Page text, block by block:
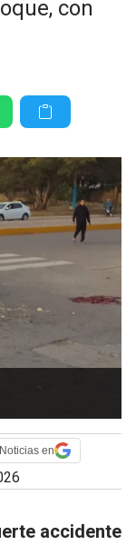
con
en
accidente